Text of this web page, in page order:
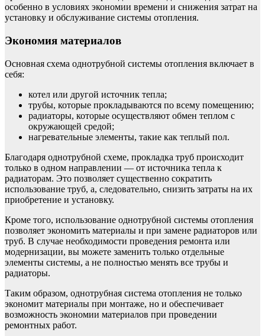
особенно в условиях экономии времени и снижения затрат на
установку и обслуживание системы отопления.
Экономия материалов
Основная схема однотрубной системы отопления включает в
себя:
котел или другой источник тепла;
трубы, которые прокладываются по всему помещению;
радиаторы, которые осуществляют обмен теплом с
окружающей средой;
нагревательные элементы, такие как теплый пол.
Благодаря однотрубной схеме, прокладка труб происходит
только в одном направлении — от источника тепла к
радиаторам. Это позволяет существенно сократить
использование труб, а, следовательно, снизить затраты на их
приобретение и установку.
Кроме того, использование однотрубной системы отопления
позволяет экономить материалы и при замене радиаторов или
труб. В случае необходимости проведения ремонта или
модернизации, вы можете заменить только отдельные
элементы системы, а не полностью менять все трубы и
радиаторы.
Таким образом, однотрубная система отопления не только
экономит материалы при монтаже, но и обеспечивает
возможность экономии материалов при проведении
ремонтных работ.